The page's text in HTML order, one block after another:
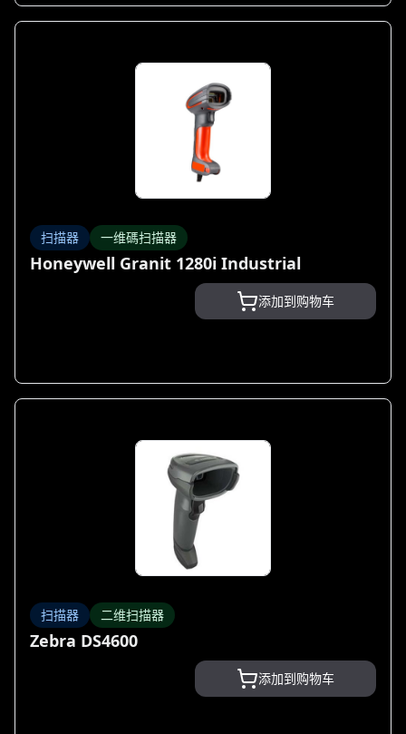
扫描器 一维碼扫描器
Honeywell Granit 1280i Industrial
添加到购物车
扫描器 二维扫描器
Zebra DS4600
添加到购物车